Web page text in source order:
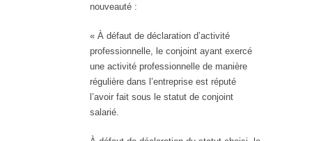
nouveauté :
« À défaut de déclaration d’activité
professionnelle, le conjoint ayant exercé
une activité professionnelle de manière
régulière dans l’entreprise est réputé
l’avoir fait sous le statut de conjoint
salarié.